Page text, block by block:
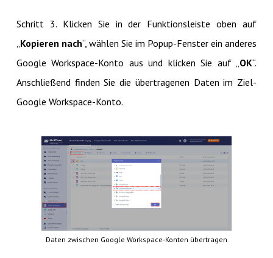
Schritt 3. Klicken Sie in der Funktionsleiste oben auf
Kopieren nach“, wählen Sie im Popup-Fenster ein anderes
Google Workspace-Konto aus und klicken Sie auf „ OK“.
Anschließend finden Sie die übertragenen Daten im Ziel-
Google Workspace-Konto.
Daten zwischen Google Workspace-Konten übertragen